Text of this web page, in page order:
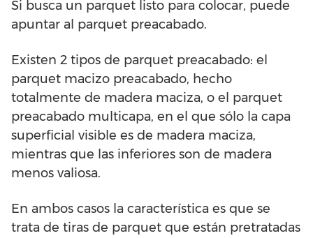
Si busca un parquet listo para colocar, puede
apuntar al parquet preacabado.
Existen 2 tipos de parquet preacabado: el
parquet macizo preacabado, hecho
totalmente de madera maciza, o el parquet
preacabado multicapa, en el que sólo la capa
superficial visible es de madera maciza,
mientras que las inferiores son de madera
menos valiosa.
En ambos casos la característica es que se
trata de tiras de parquet que están pretratadas